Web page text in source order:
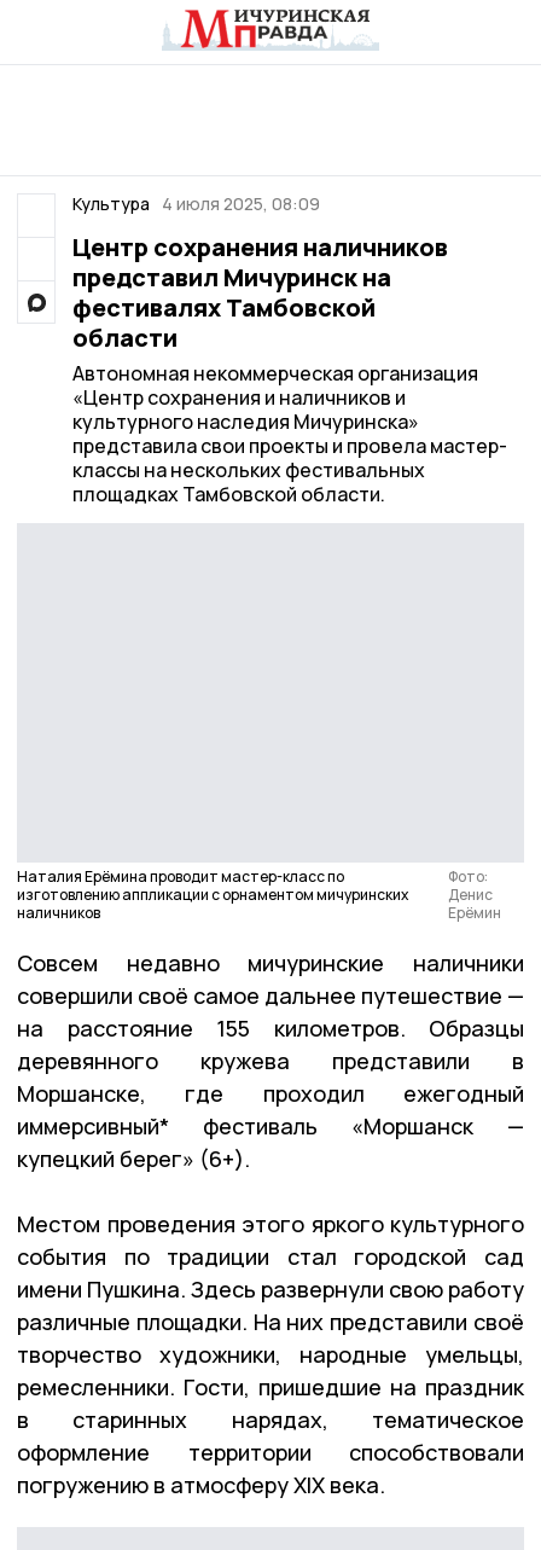
Культура 4 июля 2025, 08:09
Центр сохранения наличников
представил Мичуринск на
фестивалях Тамбовской
области
Автономная некоммерческая организация
«Центр сохранения и наличников и
культурного наследия Мичуринска»
представила свои проекты и провела мастер-
классы на нескольких фестивальных
площадках Тамбовской области.
Наталия Ерёмина проводит мастер-класс по
изготовлению аппликации с орнаментом мичуринских
наличников
Фото:
Денис
Ерёмин
Совсем недавно мичуринские наличники
совершили своё самое дальнее путешествие —
на расстояние 155 километров. Образцы
деревянного кружева представили в
Моршанске, где проходил ежегодный
иммерсивный* фестиваль «Моршанск —
купецкий берег» (6+).
Местом проведения этого яркого культурного
события по традиции стал городской сад
имени Пушкина. Здесь развернули свою работу
различные площадки. На них представили своё
творчество художники, народные умельцы,
ремесленники. Гости, пришедшие на праздник
в старинных нарядах, тематическое
оформление территории способствовали
погружению в атмосферу XIX века.